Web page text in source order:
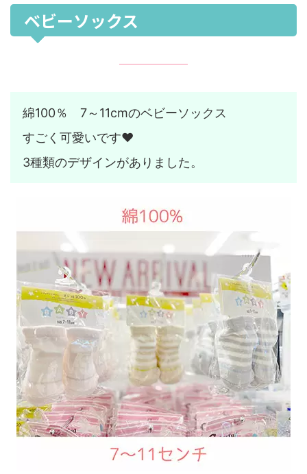
ベビーソックス
綿100％ 7～11cmのベビーソックス
すごく可愛いです♥
3種類のデザインがありました。